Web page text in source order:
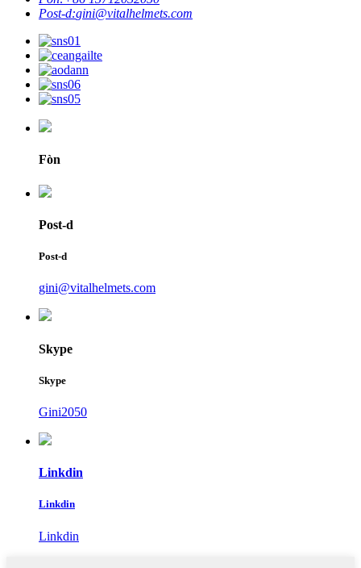
Post-d:gini@vitalhelmets.com
Fòn
Post-d
Post-d
gini@vitalhelmets.com
Skype
Skype
Gini2050
Linkdin
Linkdin
Linkdin